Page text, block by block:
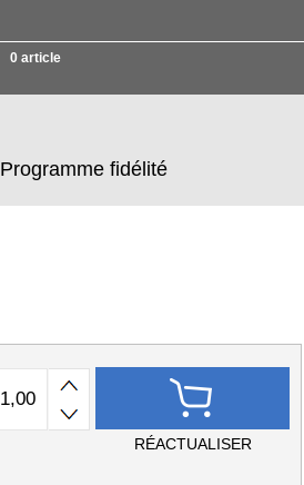
0 article
Programme fidélité
RÉACTUALISER